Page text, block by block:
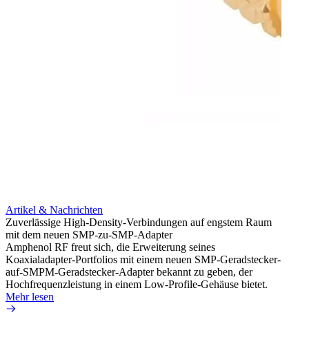
Artikel & Nachrichten
Zuverlässige High-Density-Verbindungen auf engstem Raum
mit dem neuen SMP-zu-SMP-Adapter
Amphenol RF freut sich, die Erweiterung seines
Koaxialadapter-Portfolios mit einem neuen SMP-Geradstecker-
auf-SMPM-Geradstecker-Adapter bekannt zu geben, der
Hochfrequenzleistung in einem Low-Profile-Gehäuse bietet.
Mehr lesen